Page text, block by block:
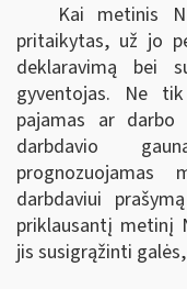
Kai metinis
pritaikytas, už jo
deklaravimą bei
gyventojas. Ne
pajamas ar
darbdavio
darbdaviui
priklausantį metinį
jis susigrąžinti